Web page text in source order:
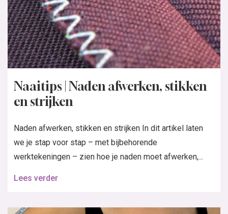
Naaitips | Naden afwerken, stikken
en strijken
Naden afwerken, stikken en strijken In dit artikel laten
we je stap voor stap – met bijbehorende
werktekeningen – zien hoe je naden moet afwerken,...
Lees verder